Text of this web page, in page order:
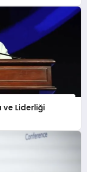
ve Liderliği